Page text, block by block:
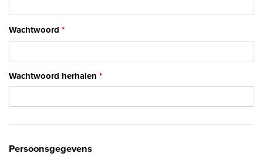
Wachtwoord
Wachtwoord herhalen
Persoonsgegevens